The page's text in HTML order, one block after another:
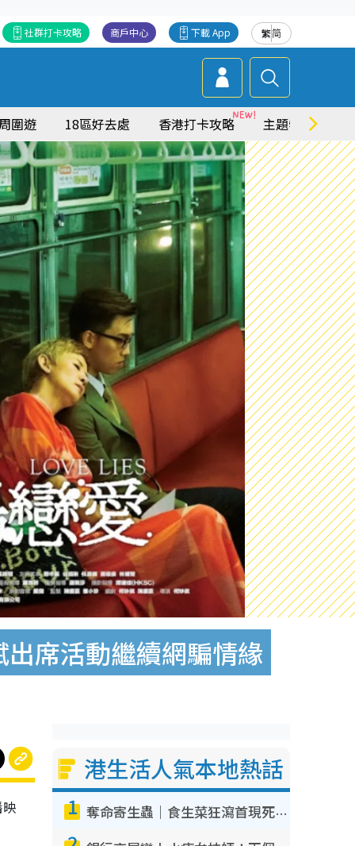
繁简
下載 App
商戶中心
社群打卡攻略
圍遊 18區好去處 香港打卡攻略 主題特集
席活動繼續網騙情緣
港生活人氣本地熱話
1 奪命寄生蟲｜食生菜狂瀉首現死者！疫潮惡化錄1.8萬宗病例 揭洗菜3大謬誤